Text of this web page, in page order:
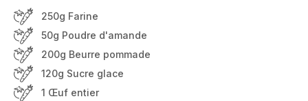
250g Farine
50g Poudre d'amande
200g Beurre pommade
120g Sucre glace
1 Œuf entier